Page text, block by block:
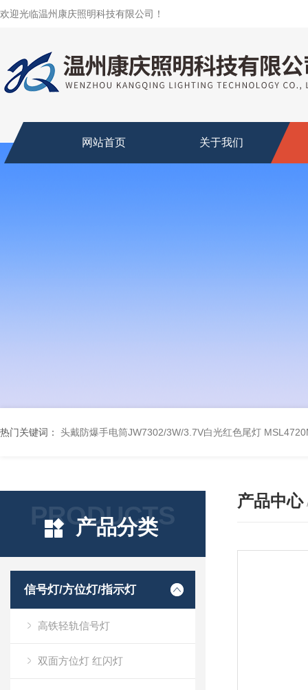
欢迎光临温州康庆照明科技有限公司！
网站首页 关于我们
热门关键词： 头戴防爆手电筒JW7302/3W/3.7V白光红色尾灯
PRODUCTS
产品分类
信号灯/方位灯/指示灯
高铁轻轨信号灯
双面方位灯 红闪灯
产品中心